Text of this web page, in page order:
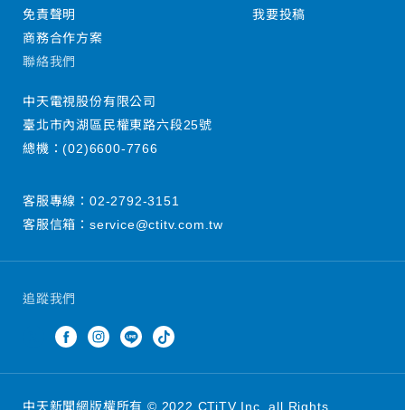
追蹤我們
免責聲明
商務合作方案
我要投稿
聯絡我們
中天電視股份有限公司
臺北市內湖區民權東路六段25號
總機：(02)6600-7766
客服專線： 02-2792-3151
客服信箱： service@ctitv.com.tw
中天新聞網版權所有 © 2022 CTiTV Inc. all Rights